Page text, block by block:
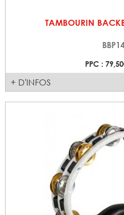
TAMBOURIN
PPC :
+ D'INFOS